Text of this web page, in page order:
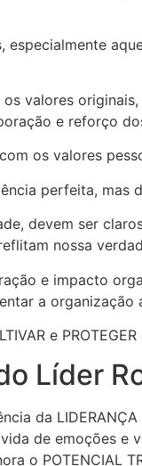
especialmente
valores
e reforço
os valores
perfeita, mas
devem ser
nossa
e impacto
a
e
Líder
da
de emoções e
o POTENCIAL